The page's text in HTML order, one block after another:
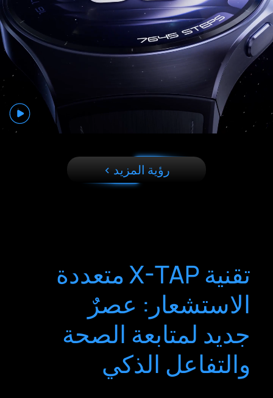
رؤية المزيد >
تقنية X-TAP متعددة
الاستشعار: عصرٌ
جديد لمتابعة الصحة
والتفاعل الذكي